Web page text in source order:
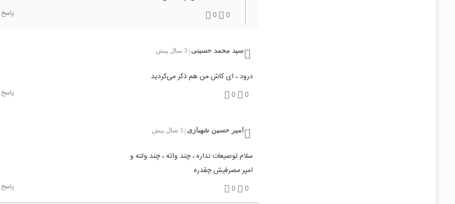
0
0 پاسخ
سید محمد حسینی 3 سال پیش
درود ، ای کاش من هم ذکر می‌کردید
0
0 پاسخ
امیر حسین شهبازی 3 سال پیش
سلام توصیعات نداره ، چند واته ، چند ولته و
امپر مصرفیش چقدره
0
0 پاسخ